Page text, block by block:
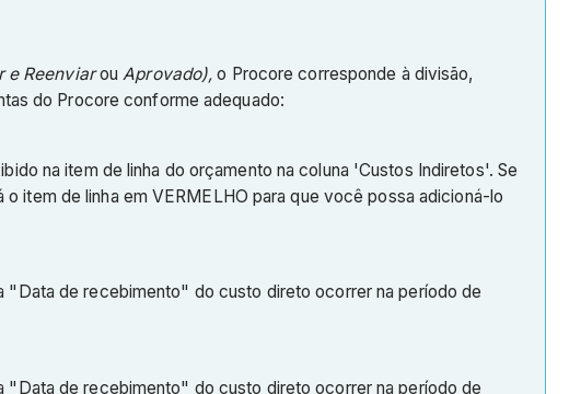
e ReenviarouAprovado),o Procore corresponde à divisão,
do Procore conforme adequado:
na item de linha do orçamento na coluna 'Custos Indiretos'. Se
item de linha em VERMELHO para que você possa adicioná-lo
"Data de recebimento" do custo direto ocorrer na período de
"Data de recebimento" do custo direto ocorrer na período de